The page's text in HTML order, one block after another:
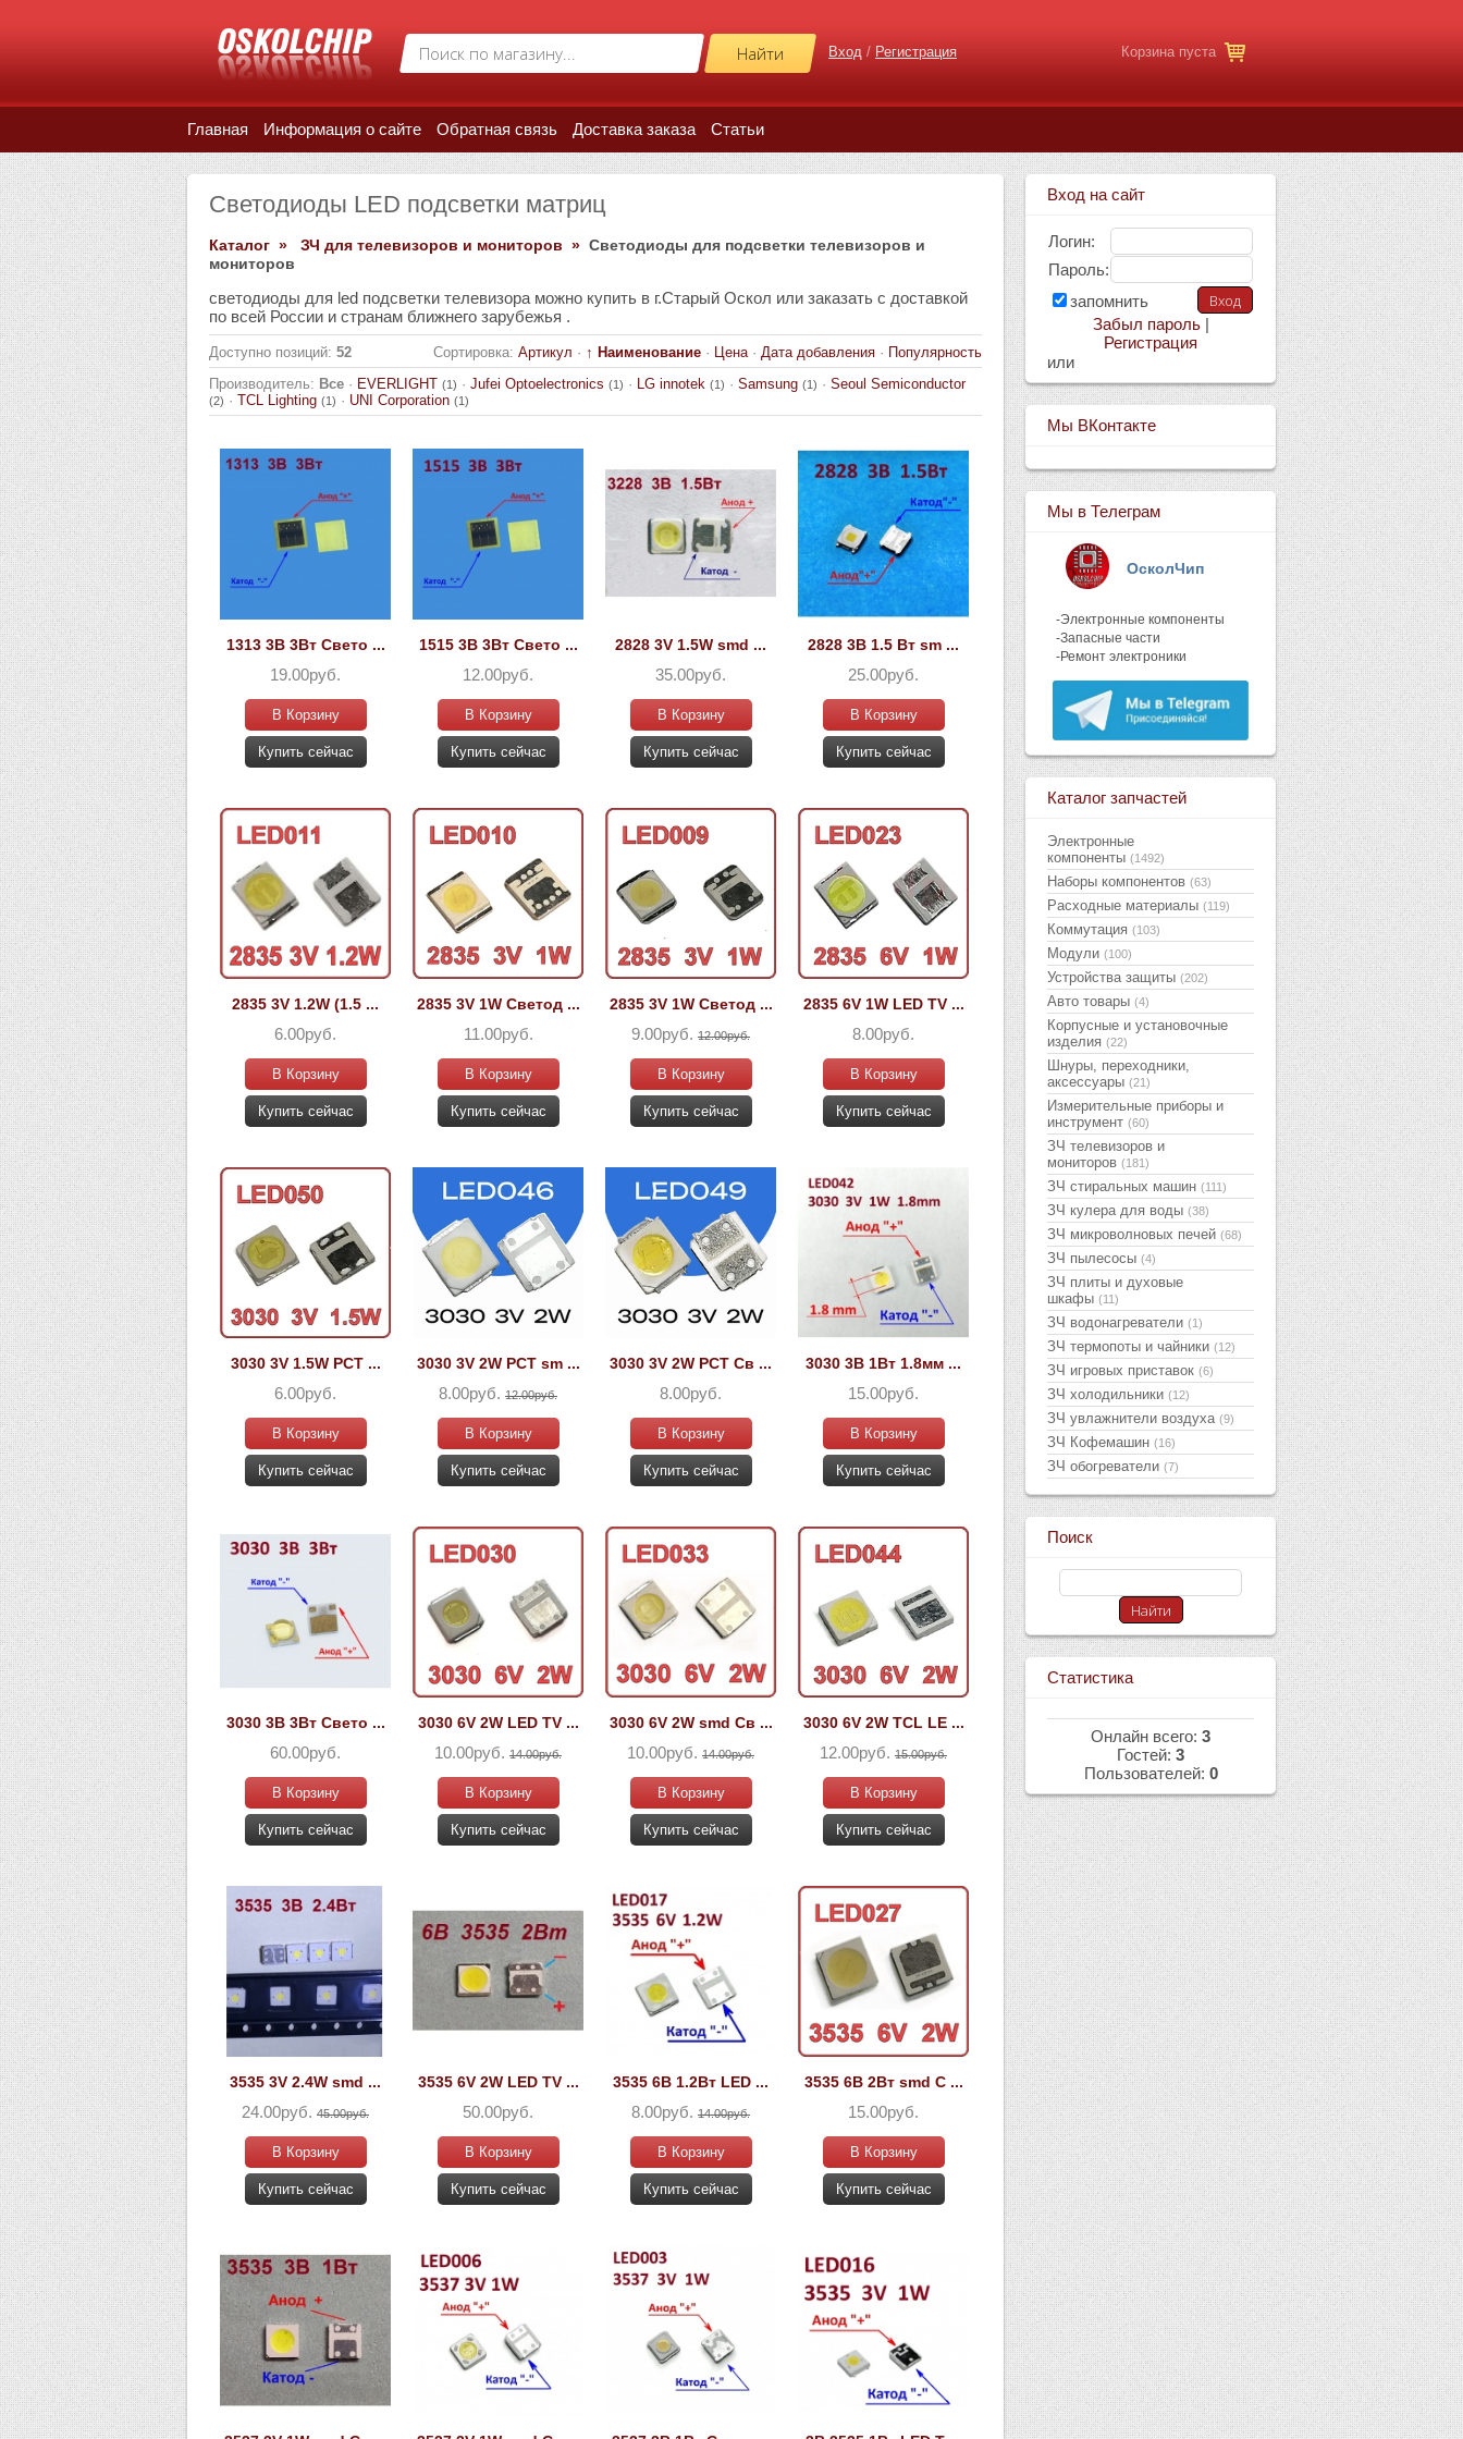
Корзина пуста
Вход / Регистрация
Главная Информация о сайте Обратная связь Доставка заказа Статьи
Светодиоды LED подсветки матриц
Каталог » ЗЧ для телевизоров и мониторов » Светодиоды для подсветки телевизоров и
мониторов
светодиоды для led подсветки телевизора можно купить в г.Старый Оскол или заказать с доставкой
по всей России и странам ближнего зарубежья .
Доступно позиций: 52 Сортировка: Артикул · ↑ Наименование · Цена · Дата добавления · Популярность
Производитель: Все · EVERLIGHT (1) · Jufei Optoelectronics (1) · LG innotek (1) · Samsung (1) · Seoul Semiconductor
(2) · TCL Lighting (1) · UNI Corporation (1)
1313 3В 3Вт Свето ...
19.00руб.
В Корзину
Купить сейчас
1515 3В 3Вт Свето ...
12.00руб.
В Корзину
Купить сейчас
2828 3V 1.5W smd ...
35.00руб.
В Корзину
Купить сейчас
2828 3В 1.5 Вт sm ...
25.00руб.
В Корзину
Купить сейчас
2835 3V 1.2W (1.5 ...
6.00руб.
В Корзину
Купить сейчас
2835 3V 1W Светод ...
11.00руб.
В Корзину
Купить сейчас
2835 3V 1W Светод ...
9.00руб. 12.00руб.
В Корзину
Купить сейчас
2835 6V 1W LED TV ...
8.00руб.
В Корзину
Купить сейчас
3030 3V 1.5W PCT ...
6.00руб.
В Корзину
Купить сейчас
3030 3V 2W PCT sm ...
8.00руб. 12.00руб.
В Корзину
Купить сейчас
3030 3V 2W PCT Св ...
8.00руб.
В Корзину
Купить сейчас
3030 3В 1Вт 1.8мм ...
15.00руб.
В Корзину
Купить сейчас
3030 3В 3Вт Свето ...
60.00руб.
В Корзину
Купить сейчас
3030 6V 2W LED TV ...
10.00руб. 14.00руб.
В Корзину
Купить сейчас
3030 6V 2W smd Св ...
10.00руб. 14.00руб.
В Корзину
Купить сейчас
3030 6V 2W TCL LE ...
12.00руб. 15.00руб.
В Корзину
Купить сейчас
3535 3V 2.4W smd ...
24.00руб. 45.00руб.
В Корзину
Купить сейчас
3535 6V 2W LED TV ...
50.00руб.
В Корзину
Купить сейчас
3535 6В 1.2Вт LED ...
8.00руб. 14.00руб.
В Корзину
Купить сейчас
3535 6В 2Вт smd С ...
15.00руб.
В Корзину
Купить сейчас
Вход на сайт
Логин:
Пароль:
запомнить
Забыл пароль|
Регистрация
или
Мы ВКонтакте
Мы в Телеграм
ОсколЧип
-Электронные компоненты
-Запасные части
-Ремонт электроники
Каталог запчастей
Электронные
компоненты (1492)
Наборы компонентов (63)
Расходные материалы (119)
Коммутация (103)
Модули (100)
Устройства защиты (202)
Авто товары (4)
Корпусные и установочные
изделия (22)
Шнуры, переходники,
аксессуары (21)
Измерительные приборы и
инструмент (60)
ЗЧ телевизоров и
мониторов (181)
ЗЧ стиральных машин (111)
ЗЧ кулера для воды (38)
ЗЧ микроволновых печей (68)
ЗЧ пылесосы (4)
ЗЧ плиты и духовые
шкафы (11)
ЗЧ водонагреватели (1)
ЗЧ термопоты и чайники (12)
ЗЧ игровых приставок (6)
ЗЧ холодильники (12)
ЗЧ увлажнители воздуха (9)
ЗЧ Кофемашин (16)
ЗЧ обогреватели (7)
Поиск
Статистика
Онлайн всего: 3
Гостей: 3
Пользователей: 0